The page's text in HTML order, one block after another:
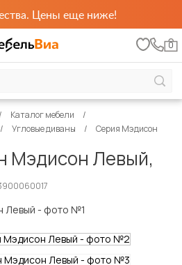
Цены еще ниже!
0
Каталог мебели
Угловые диваны Серия Мэдисон
Мэдисон Левый,